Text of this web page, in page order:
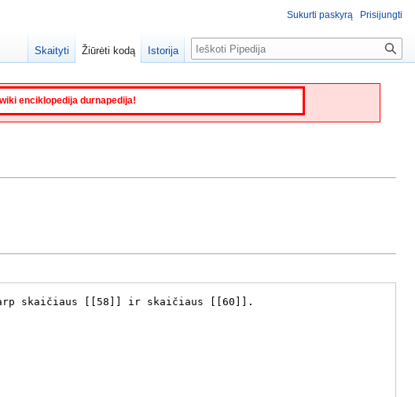
enciklopedija durnapedija!
Sukurti paskyrą Prisijungti
Skaityti Žiūrėti kodą Istorija Paieška